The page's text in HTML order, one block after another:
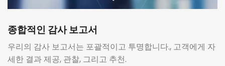
종합적인 감사 보고서
우리의 감사 보고서는 포괄적이고 투명합니다., 고객에게 자
세한 결과 제공, 관찰, 그리고 추천.